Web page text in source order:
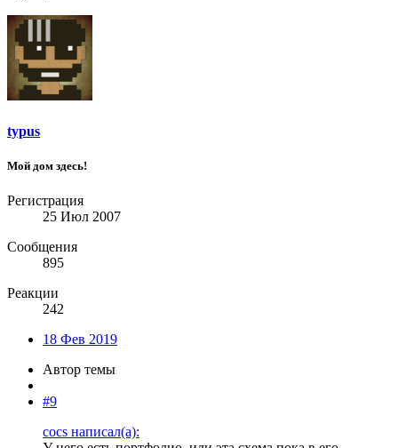
typus
Мой дом здесь!
Регистрация
25 Июл 2007
Сообщения
895
Реакции
242
18 Фев 2019
Автор темы
#9
cocs написал(а):